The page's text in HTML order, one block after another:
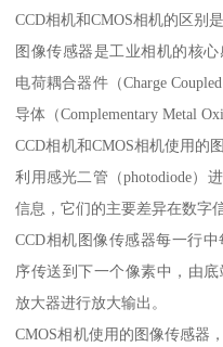
CCD相机和CMOS相机的区别
图像传感器是工业相机的核
电荷耦合器件（Charge
导体（Complementary Metal
CCD相机和CMOS相机使用的
利用感光二管（photodiode）
信息，它们的主要差异在数字
CCD相机图像传感器每一行
序传送到下一个像素中，由
放大器进行放大输出。
CMOS相机使用的图像传感器